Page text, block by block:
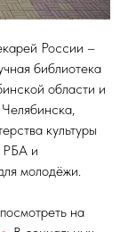
России –
библиотека
области и
культуры
РБА и
молодёжи.
на